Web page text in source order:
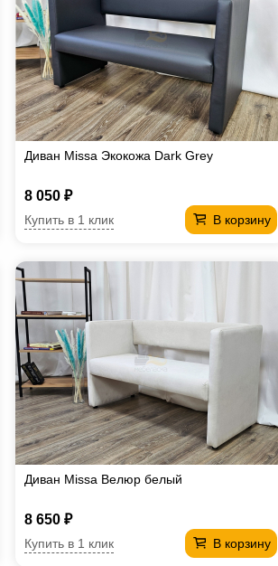
Диван Missa Экокожа Dark Grey
8 050 ₽
В корзину
Купить в 1 клик
Диван Missa Велюр белый
8 650 ₽
В корзину
Купить в 1 клик